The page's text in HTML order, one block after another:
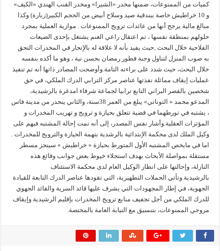
كميات من الممنوعات، ضمنها مخدر «الشيرا» ومخدر القنب الهندي «الكيف»
و 10 خراطيش خاصة ببندقية صيد وسلاح أبيض من الحجم الكبير(زبارة) وكذا
مبالغ مالية يرجح أنها من عائدات ترويج الممنوعات . موازية العملية بمجرد
حلولهم بمنطقة نفسها ، تم اعتقال راعي الغنم يشتغل بإحدى الضيعات
الفلاحية خلال البحث ,حيث يفيد بأنه لا علاقة له بالإتجار في المخدرات التحق
به صوب المنزل لتناول وجبة فطور رمضان بحسن نية ، وهو ما أكده بنفسه
خلال البحث، حيث شدد على براءته التامة.وأوضحت المصادر ذاتها أنه تم تنفيذ
عمليات إيقاف مماثلة نفذتها عناصر مركز الترابي الدرك الملكي، في حق
شخصين بالقصر البراني التابع ترابيا لجماعة شرفاء امدغرة بالرشيدية،
المدعو محمد « التوناتي» يبلغ من العمر 38سنة، والثاني ينحدر من مدينة فاس
، يشتبه في تورطهما في قضية تتعلق بحيازة و ترويج و تهريب المخدرات و
المؤثرات العقلية.وأشار نفس المصدر، إلى أنه تمت إحالة المشتبه فيهم على
وكيل الملك لدى محكمة الإبتدائية بالرشدية بتهمة الحيازة والترويج للمخدرات .
اما في مايخص المشتبه الأول المتورط بحيازة « خراطيش » سينجز مسطر
مستقلة بمواصلة الأبحاث بهدف استجلاء خيوط بعض جوانب وقائع هذه
النازلة، وإحالتها على انظار الوكيل العام لدى محكمة الاستئناف
بالرشيدية.وتأتي الحملات التطهيرية، التي تقودها عناصر الدرك التابعة للقيادة
الجهوية، في إطار المجهودات التي يشرف عليها قائد السرية والقائد الجهوي
للدرك الملكي من أجل تجفيف منابع ترويج المخدرات بإقليم الرشيدية وإيقاف
مروجي الممنوعات، بتنسيق مع النيابة العامة بالمختصة.